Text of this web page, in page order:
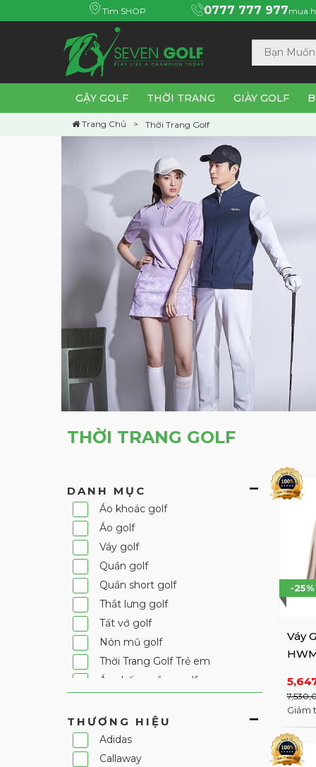
Tìm SHOP 0777 777 977mua
GẬY GOLF THỜI TRANG GIÀY GOLF
Trang Chủ Thời Trang Golf
THỜI TRANG GOLF
DANH MỤC
Áo khoác golf
Áo golf
Váy golf
Quần golf
Quần short golf
Thắt lưng golf
Tất vớ golf
Nón mũ golf
Thời Trang Golf Trẻ em
Áo chống nắng golf
THƯƠNG HIỆU
Adidas
Callaway
Váy
-25%
Giảm